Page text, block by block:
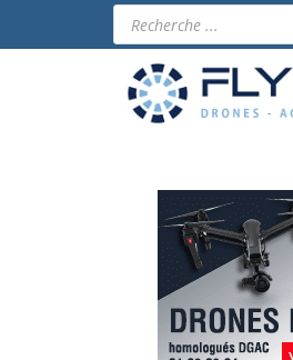
Recherche
de
produits